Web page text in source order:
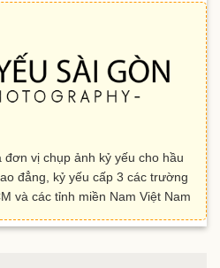
đơn vị chụp ảnh kỷ yếu cho hầu
đẳng, kỷ yếu cấp 3 các trường
và các tỉnh miền Nam Việt Nam